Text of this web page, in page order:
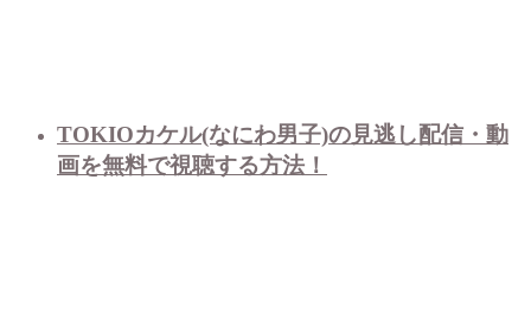
TOKIOカケル(なにわ男子)の見逃し配信・動
画を無料で視聴する方法！